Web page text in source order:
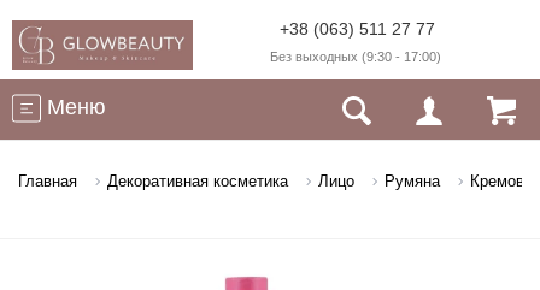
+38 (063) 511 27 77
Без выходных (9:30 - 17:00)
Меню
Главная Декоративная косметика Лицо Румяна